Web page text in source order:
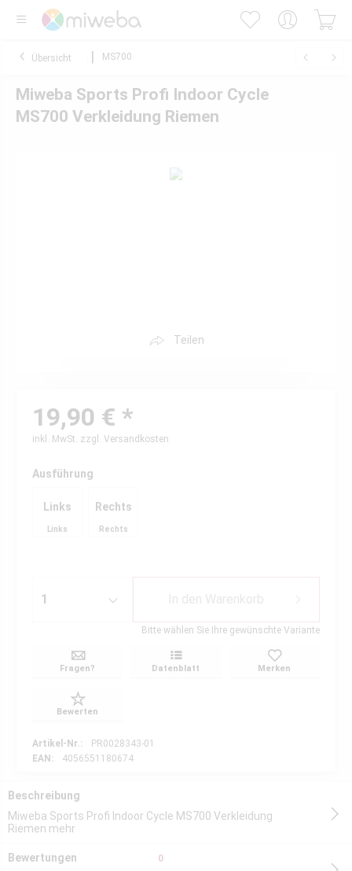
Übersicht MS700
Miweba Sports Profi Indoor Cycle
MS700 Verkleidung Riemen
Teilen
19,90 € *
inkl. MwSt. zzgl. Versandkosten
Ausführung
Links
Links
Rechts
Rechts
Bitte wählen Sie Ihre gewünschte Variante
Fragen? Datenblatt Merken
Bewerten
Artikel-Nr.:
PR0028343-01
EAN:
4056551180674
Beschreibung
Miweba Sports Profi Indoor Cycle MS700 Verkleidung
Riemen mehr
Bewertungen 0